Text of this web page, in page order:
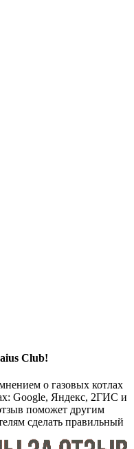
Club!
о газовых котлах
Google, Яндекс, 2ГИС и
поможет другим
сделать правильный